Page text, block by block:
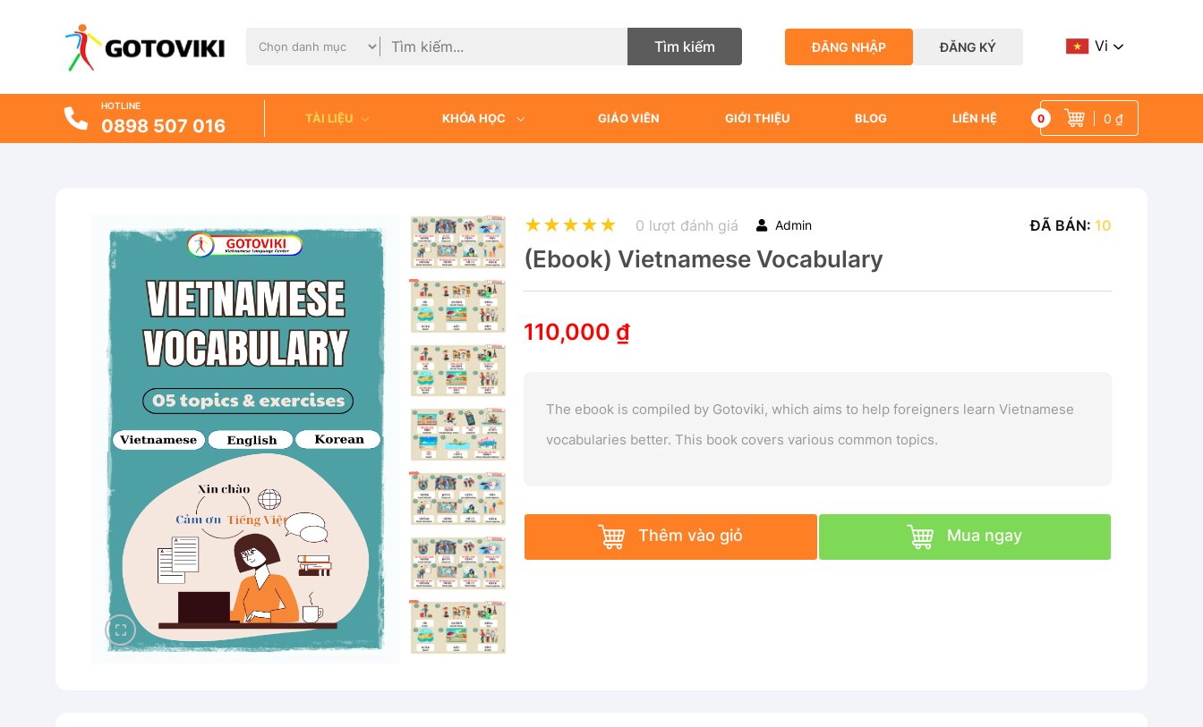
Tìm kiếm ĐĂNG NHẬP ĐĂNG KÝ Vi
HOTLINE
0898 507 016 TÀI LIỆU KHÓA HỌC GIÁO VIÊN GIỚI THIỆU BLOG LIÊN HỆ 0 0 ₫
0 lượt đánh giá Admin ĐÃ BÁN: 10
(Ebook) Vietnamese Vocabulary
110,000 ₫
The ebook is compiled by Gotoviki, which aims to help foreigners learn Vietnamese
vocabularies better. This book covers various common topics.
Thêm vào giỏ Mua ngay